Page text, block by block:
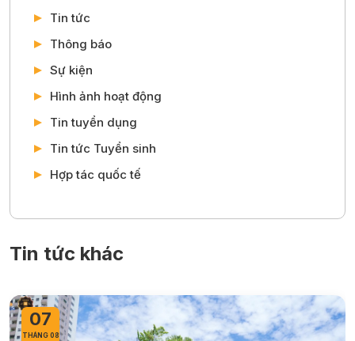
Tin tức
Thông báo
Sự kiện
Hình ảnh hoạt động
Tin tuyển dụng
Tin tức Tuyển sinh
Hợp tác quốc tế
Tin tức khác
07
THÁNG 08